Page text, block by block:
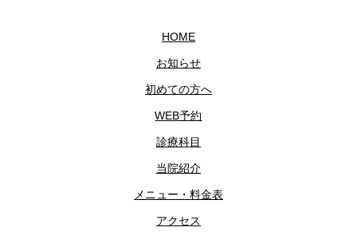
HOME
お知らせ
初めての方へ
WEB予約
診療科目
当院紹介
メニュー・料金表
アクセス